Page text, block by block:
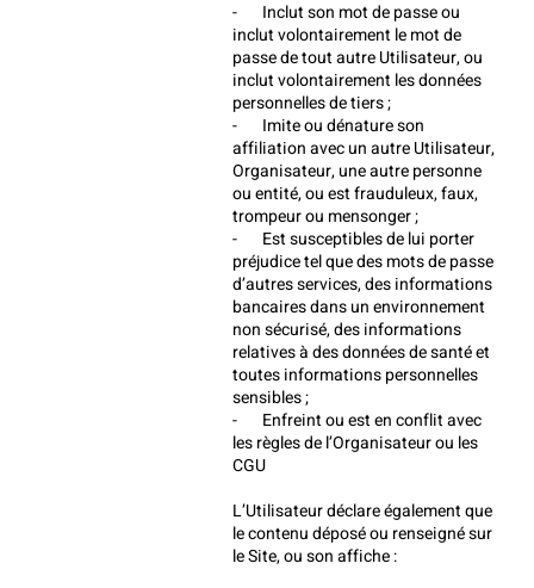
-       Inclut son mot de passe ou
inclut volontairement le mot de
passe de tout autre Utilisateur, ou
inclut volontairement les données
personnelles de tiers ;
-       Imite ou dénature son
affiliation avec un autre Utilisateur,
Organisateur, une autre personne
ou entité, ou est frauduleux, faux,
trompeur ou mensonger ;
-       Est susceptibles de lui porter
préjudice tel que des mots de passe
d’autres services, des informations
bancaires dans un environnement
non sécurisé, des informations
relatives à des données de santé et
toutes informations personnelles
sensibles ;
-       Enfreint ou est en conflit avec
les règles de l’Organisateur ou les
CGU
L’Utilisateur déclare également que
le contenu déposé ou renseigné sur
le Site, ou son affiche :